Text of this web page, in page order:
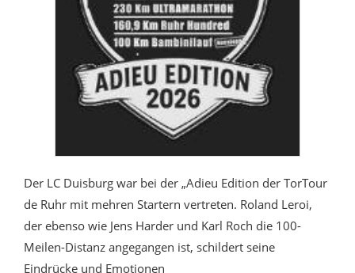
Der LC Duisburg war bei der „Adieu Edition der TorTour
de Ruhr mit mehren Startern vertreten. Roland Leroi,
der ebenso wie Jens Harder und Karl Roch die 100-
Meilen-Distanz angegangen ist, schildert seine
Eindrücke und Emotionen